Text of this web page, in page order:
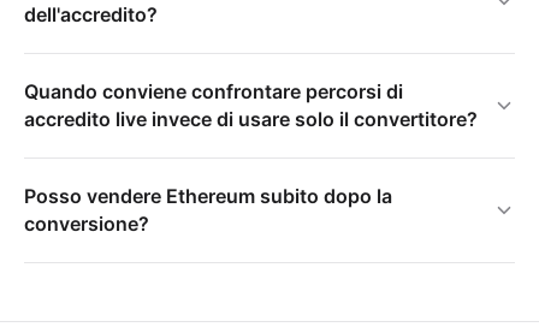
dell'accredito?
Quando conviene confrontare percorsi di
accredito live invece di usare solo il convertitore?
Posso vendere Ethereum subito dopo la
conversione?